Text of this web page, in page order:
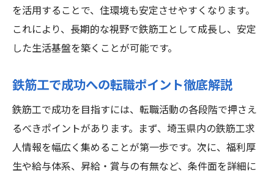
を活用することで、住環境も安定させやすくなります。
これにより、長期的な視野で鉄筋工として成長し、安定
した生活基盤を築くことが可能です。
鉄筋工で成功への転職ポイント徹底解説
鉄筋工で成功を目指すには、転職活動の各段階で押さえ
るべきポイントがあります。まず、埼玉県内の鉄筋工求
人情報を幅広く集めることが第一歩です。次に、福利厚
生や給与体系、昇給・賞与の有無など、条件面を詳細に